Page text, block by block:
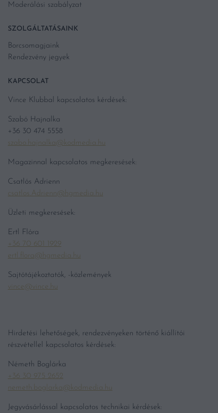
Moderálási szabályzat
SZOLGÁLTATÁSAINK
Borcsomagjaink
Rendezvény jegyek
KAPCSOLAT
Vince Klubbal kapcsolatos kérdések:
Szabó Hajnalka
+36 30 474 5558
szabo.hajnalka@kodmedia.hu
Magazinnal kapcsolatos megkeresések:
Csatlós Adrienn
csatlos.Adrienn@hgmedia.hu
Üzleti megkeresések:
Ertl Flóra
+36 70 601 1929
ertl.flora@hgmedia.hu
Sajtótájékoztatók, -közlemények
vince@vince.hu
Hirdetési lehetőségek, rendezvényeken történő kiállítói
részvétellel kapcsolatos kérdések:
Németh Boglárka
+36 30 975 2652
nemeth.boglarka@kodmedia.hu
Jegyvásárlással kapcsolatos technikai kérdések: